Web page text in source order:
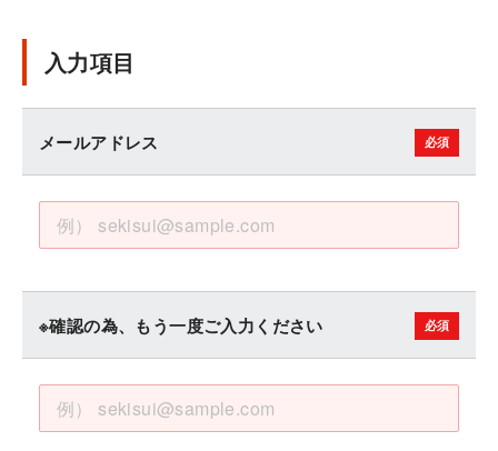
入力項目
メールアドレス
※確認の為、もう一度ご入力ください